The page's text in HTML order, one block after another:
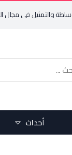
والتمثيل في مجال
أحداث